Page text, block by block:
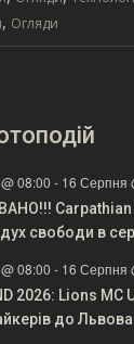
, Огляди
08:00 - 16 Серпня
Carpathian
свободи в
08:00 - 16 Серпня
2026: Lions
до Львова